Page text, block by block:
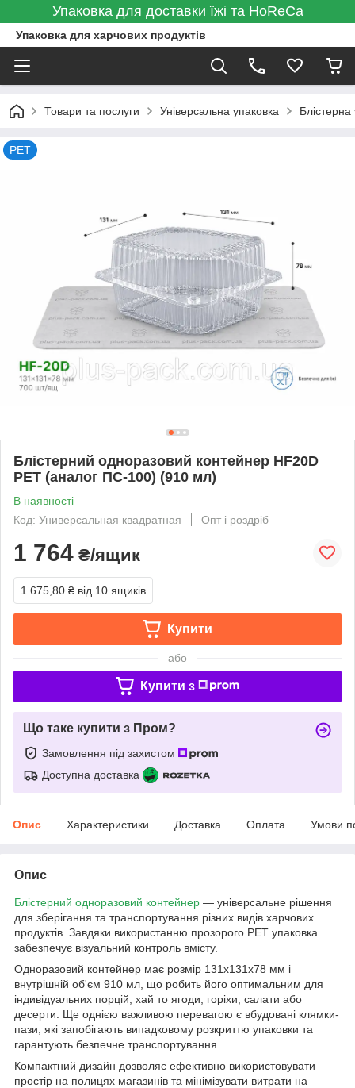
Упаковка для доставки їжі та HoReCa
Упаковка для харчових продуктів
Товари та послуги Універсальна упаковка Блістерна
PET
Блістерний одноразовий контейнер HF20D
PET (аналог ПС-100) (910 мл)
В наявності
Код: Универсальная квадратная
Опт і роздріб
1 764 ₴/ящик
1 675,80 ₴ від 10 ящиків
Купити
або
Купити з
Що таке купити з Пром?
Замовлення під захистом
Доступна доставка
Опис Характеристики Доставка Оплата Умови
Опис
Блістерний одноразовий контейнер — універсальне рішення
для зберігання та транспортування різних видів харчових
продуктів. Завдяки використанню прозорого РЕТ упаковка
забезпечує візуальний контроль вмісту.
Одноразовий контейнер має розмір 131х131х78 мм і
внутрішній об'єм 910 мл, що робить його оптимальним для
індивідуальних порцій, хай то ягоди, горіхи, салати або
десерти. Ще однією важливою перевагою є вбудовані клямки-
пази, які запобігають випадковому розкриттю упаковки та
гарантують безпечне транспортування.
Компактний дизайн дозволяє ефективно використовувати
простір на полицях магазинів та мінімізувати витрати на